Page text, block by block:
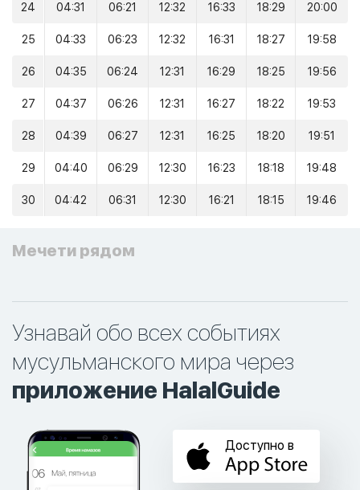
24 04:31 06:21 12:32 16:33 18:29 20:00
25 04:33 06:23 12:32 16:31 18:27 19:58
26 04:35 06:24 12:31 16:29 18:25 19:56
27 04:37 06:26 12:31 16:27 18:22 19:53
28 04:39 06:27 12:31 16:25 18:20 19:51
29 04:40 06:29 12:30 16:23 18:18 19:48
30 04:42 06:31 12:30 16:21 18:15 19:46
Мечети рядом
Узнавай обо всех событиях
мусульманского мира через
приложение HalalGuide
Доступно в